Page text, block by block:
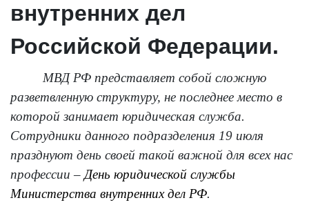
внутренних дел
Российской Федерации.
МВД РФ представляет собой сложную
разветвленную структуру, не последнее место в
которой занимает юридическая служба.
Сотрудники данного подразделения 19 июля
празднуют день своей такой важной для всех нас
профессии – День юридической службы
Министерства внутренних дел РФ.